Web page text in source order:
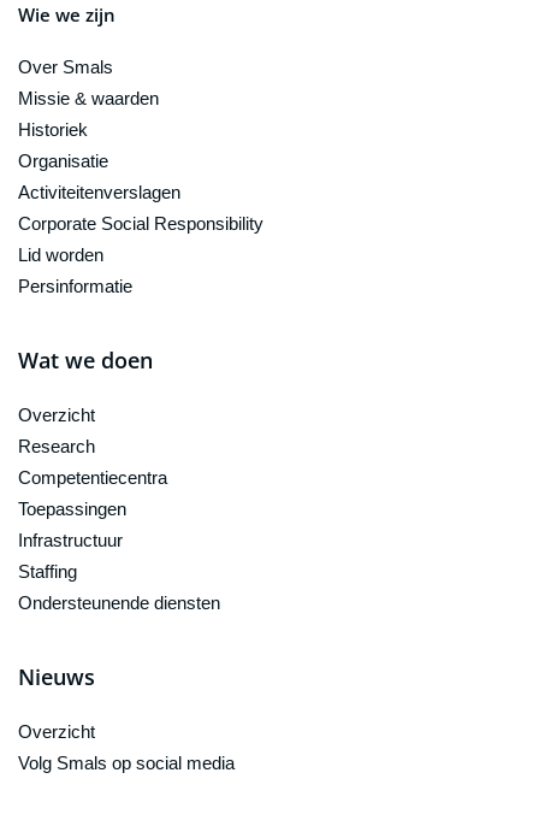
Wie we zijn
Over Smals
Missie & waarden
Historiek
Organisatie
Activiteitenverslagen
Corporate Social Responsibility
Lid worden
Persinformatie
Wat we doen
Overzicht
Research
Competentiecentra
Toepassingen
Infrastructuur
Staffing
Ondersteunende diensten
Nieuws
Overzicht
Volg Smals op social media